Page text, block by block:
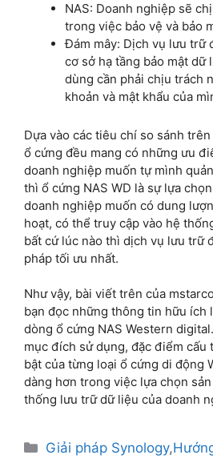
NAS: Doanh nghiệp sẽ
trong việc bảo vệ và bảo
Đám mây: Dịch vụ lưu trữ
cơ sở hạ tầng bảo mật dữ
dùng cần phải chịu trách
khoản và mật khẩu của
Dựa vào các tiêu chí so sánh
ổ cứng đều mang có những ưu
doanh nghiệp muốn tự mình
thì ổ cứng NAS WD là sự lựa
doanh nghiệp muốn có dung
hoạt, có thể truy cập vào hệ
bất cứ lúc nào thì dịch vụ lưu trữ
pháp tối ưu nhất.
Như vậy, bài viết trên của
bạn đọc những thông tin hữu ích
dòng ổ cứng NAS Western
mục đích sử dụng, đặc điểm cấu
bật của từng loại ổ cứng di động
dàng hơn trong việc lựa chọn
thống lưu trữ dữ liệu của doanh
Giải pháp Synology,